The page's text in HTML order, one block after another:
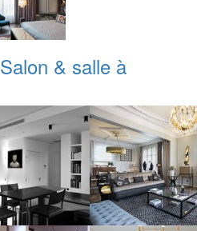
Salon & salle à